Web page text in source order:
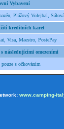
Vybavení
Plážový Volejbal,
kreditních karet
Visa, Maestro, PostePay
následujícími omezeními
s očkováním
www.camping-